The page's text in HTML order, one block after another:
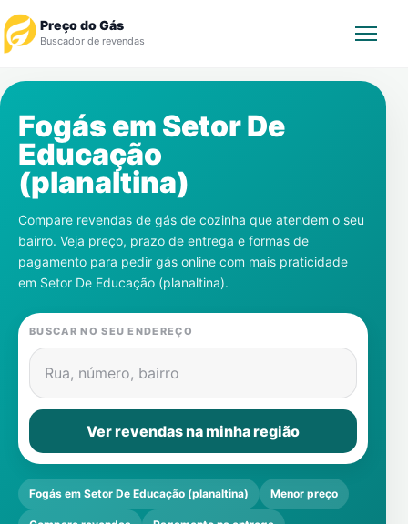
Preço do Gás
Buscador de revendas
Revendedor
Notícias
Cadastre-se
Gás
Contatos
Fogás em Setor De
Educação
(planaltina)
Compare revendas de gás de cozinha que atendem o seu
bairro. Veja preço, prazo de entrega e formas de
pagamento para pedir gás online com mais praticidade
em Setor De Educação (planaltina).
BUSCAR NO SEU ENDEREÇO
Rua, número, bairro
Ver revendas na minha região
Fogás em Setor De Educação (planaltina) Menor preço